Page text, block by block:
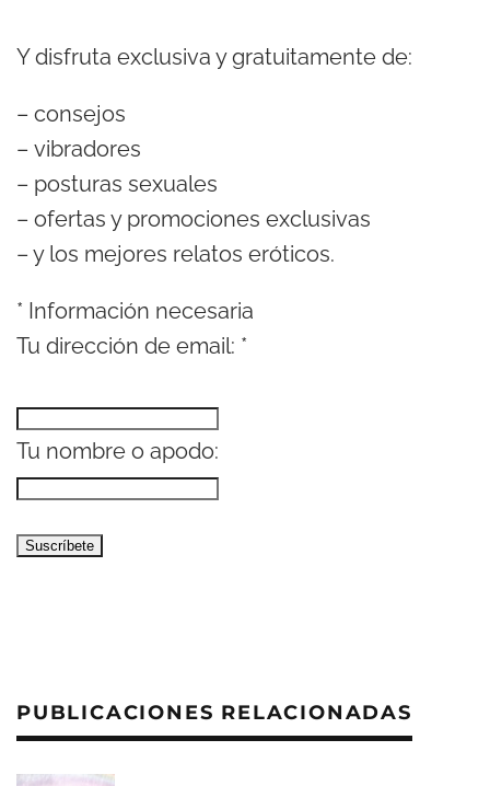
Y disfruta exclusiva y gratuitamente de:
– consejos
– vibradores
– posturas sexuales
– ofertas y promociones exclusivas
– y los mejores relatos eróticos.
* Información necesaria
Tu dirección de email: *
Tu nombre o apodo:
PUBLICACIONES RELACIONADAS